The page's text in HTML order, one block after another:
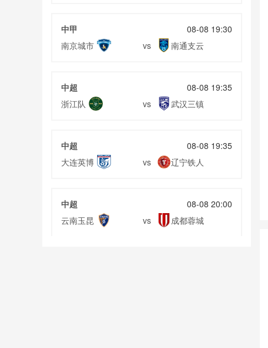
中甲
08-08 19:30
南京城市
vs 南通支云
中超
08-08 19:35
浙江队
vs 武汉三镇
中超
08-08 19:35
大连英博
vs 辽宁铁人
中超
08-08 20:00
云南玉昆
vs 成都蓉城